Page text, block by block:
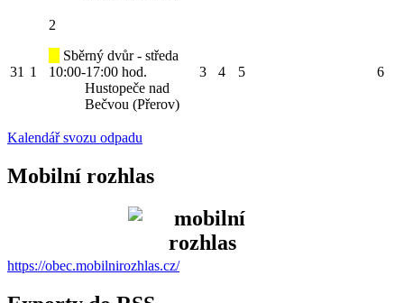
31 1
2
Sběrný dvůr - středa
10:00-17:00 hod.
Hustopeče nad
Bečvou (Přerov)
3 4 5 6
Kalendář svozu odpadu
Mobilní rozhlas
https://obec.mobilnirozhlas.cz/